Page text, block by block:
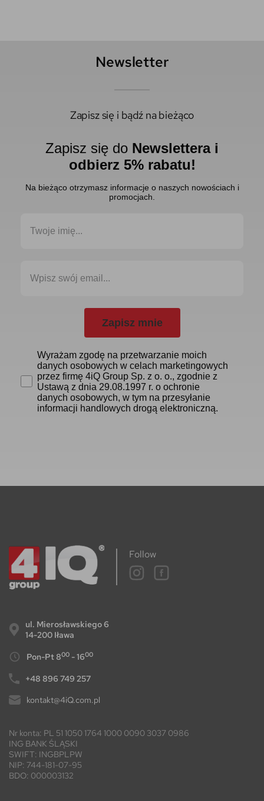
Newsletter
Zapisz się i bądź na bieżąco
Zapisz się do Newslettera i
odbierz 5% rabatu!
Na bieżąco otrzymasz informacje o naszych nowościach i
promocjach.
Zapisz mnie
Wyrażam zgodę na przetwarzanie moich
danych osobowych w celach marketingowych
przez firmę 4iQ Group Sp. z o. o., zgodnie z
Ustawą z dnia 29.08.1997 r. o ochronie
danych osobowych, w tym na przesyłanie
informacji handlowych drogą elektroniczną.
Follow
ul. Mierosławskiego 6
14-200 Iława
Pon-Pt 800 - 1600
+48 896 749 257
kontakt@4iQ.com.pl
Nr konta: PL 51 1050 1764 1000 0090 3037 0986
ING BANK ŚLĄSKI
SWIFT: INGBPLPW
NIP: 744-181-07-95
BDO: 000003132